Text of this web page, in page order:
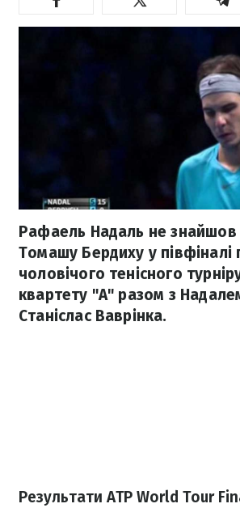
Рафаель Надаль не знайшов
Томашу Бердиху у півфіналі
чоловічого тенісного
квартету "А" разом з
Станіслас Ваврінка.
Результати ATP World Tour